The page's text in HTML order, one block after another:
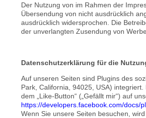
Der Nutzung von im Rahmen der
Übersendung von nicht ausdrücklich
ausdrücklich widersprochen. Die
der unverlangten Zusendung von
Datenschutzerklärung für die
Auf unseren Seiten sind Plugins des
Park, California, 94025, USA)
dem „Like-Button“ („Gefällt mir“) auf
https://developers.facebook.com/docs/
Wenn Sie unsere Seiten besuchen,